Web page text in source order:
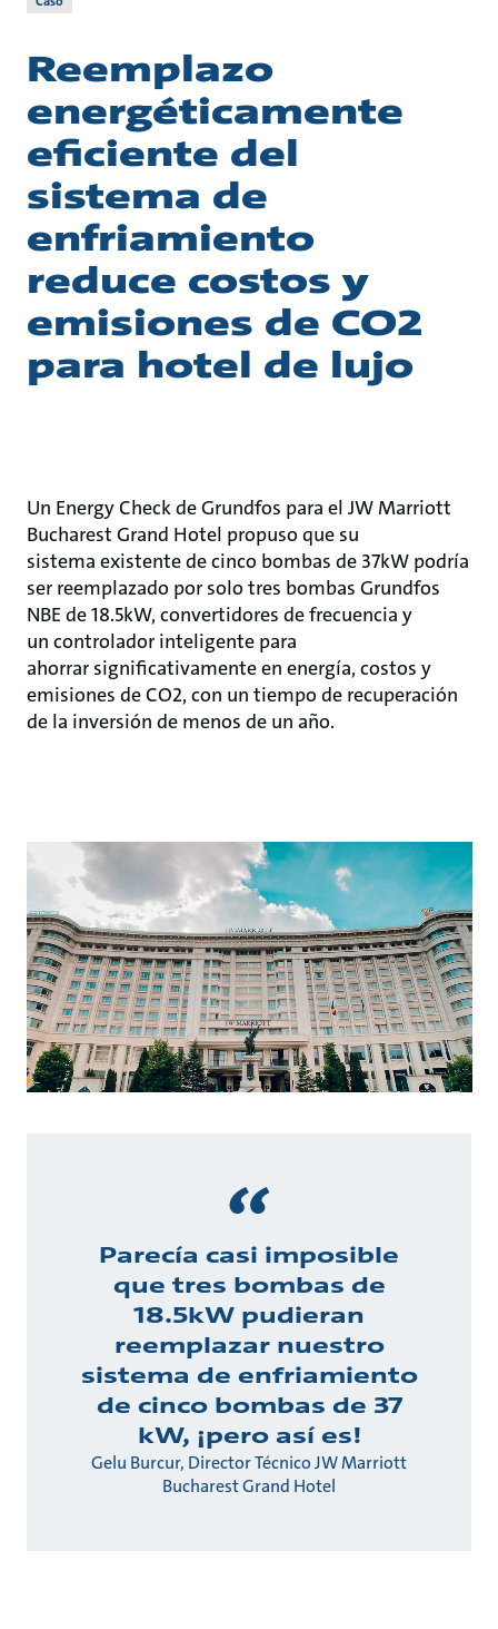
Reemplazo
energéticamente
eficiente del
sistema de
enfriamiento
reduce costos y
emisiones de CO2
para hotel de lujo
Un Energy Check de Grundfos para el JW Marriott
Bucharest Grand Hotel propuso que su
sistema existente de cinco bombas de 37kW podría
ser reemplazado por solo tres bombas Grundfos
NBE de 18.5kW, convertidores de frecuencia y
un controlador inteligente para
ahorrar significativamente en energía, costos y
emisiones de CO2, con un tiempo de recuperación
de la inversión de menos de un año.
Parecía casi imposible
que tres bombas de
18.5kW pudieran
reemplazar nuestro
sistema de enfriamiento
de cinco bombas de 37
kW, ¡pero así es!
Gelu Burcur, Director Técnico JW Marriott
Bucharest Grand Hotel